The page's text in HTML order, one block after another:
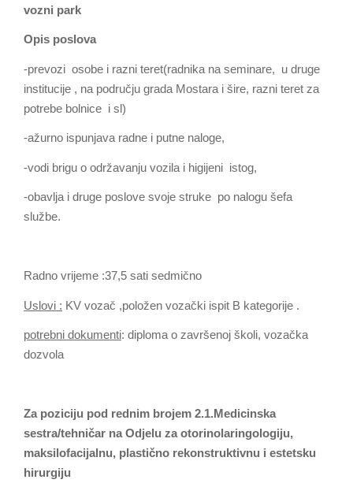
vozni park
Opis poslova
-prevozi osobe i razni teret(radnika na seminare, u druge
institucije , na području grada Mostara i šire, razni teret za
potrebe bolnice i sl)
-ažurno ispunjava radne i putne naloge,
-vodi brigu o održavanju vozila i higijeni istog,
-obavlja i druge poslove svoje struke po nalogu šefa
službe.
Radno vrijeme :37,5 sati sedmično
Uslovi : KV vozač ,položen vozački ispit B kategorije .
potrebni dokumenti: diploma o završenoj školi, vozačka
dozvola
Za poziciju pod rednim brojem 2.1.Medicinska
sestra/tehničar na Odjelu za otorinolaringologiju,
maksilofacijalnu, plastično rekonstruktivnu i estetsku
hirurgiju